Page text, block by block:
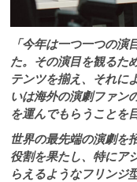
「今年は一つ一つの
た。その演目を観るた
テンツを揃え、それに
いは海外の演劇ファン
を運んでもらうことを
世界の最先端の演劇を
役割を果たし、特にア
らえるようなフリンジ